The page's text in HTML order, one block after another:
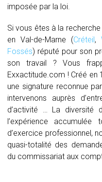
imposée par la loi.
Si vous êtes à la
en Val-de-Marne (Créteil,
Fossés) réputé pour son
son travail ? Vous
Exxactitude.com ! Créé en
une signature reconnue
intervenons auprès
d’activité … La diversité
l’expérience
d’exercice professionnel,
quasi-totalité des
du commissariat aux